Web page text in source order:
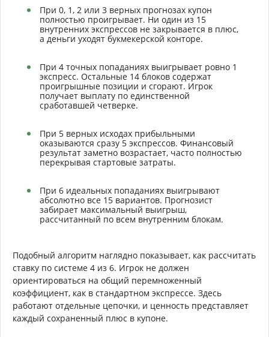
При 0, 1, 2 или 3 верных прогнозах купон
полностью проигрывает. Ни один из 15
внутренних экспрессов не закрывается в плюс,
а деньги уходят букмекерской конторе.
При 4 точных попаданиях выигрывает ровно 1
экспресс. Остальные 14 блоков содержат
проигрышные позиции и сгорают. Игрок
получает выплату по единственной
сработавшей четверке.
При 5 верных исходах прибыльными
оказываются сразу 5 экспрессов. Финансовый
результат заметно возрастает, часто полностью
перекрывая стартовые затраты.
При 6 идеальных попаданиях выигрывают
абсолютно все 15 вариантов. Прогнозист
забирает максимальный выигрыш,
рассчитанный по всем внутренним блокам.
Подобный алгоритм наглядно показывает, как рассчитать
ставку по системе 4 из 6. Игрок не должен
ориентироваться на общий перемноженный
коэффициент, как в стандартном экспрессе. Здесь
работают отдельные цепочки, и ценность представляет
каждый сохраненный плюс в купоне.